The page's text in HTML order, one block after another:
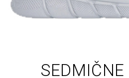
SEDMIČNE